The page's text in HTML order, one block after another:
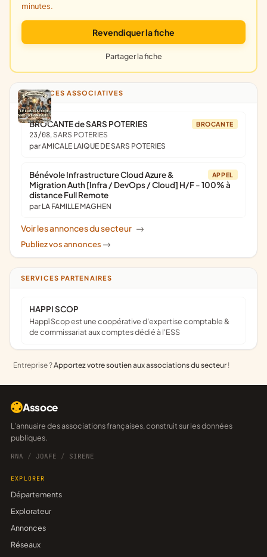
minutes.
Revendiquer la fiche
Partager la fiche
ANNONCES ASSOCIATIVES
BROCANTE
BROCANTE de SARS POTERIES
23/08, SARS POTERIES
par AMICALE LAIQUE DE SARS POTERIES
APPEL
Bénévole Infrastructure Cloud Azure &
Migration Auth [Infra / DevOps / Cloud] H/F - 100% à
distance Full Remote
par LA FAMILLE MAGHEN
Voir les annonces du secteur ->
Publiez vos annonces ->
SERVICES PARTENAIRES
HAPPI SCOP
Happï Scop est une coopérative d’expertise comptable &
de commissariat aux comptes dédié à l'ESS
Entreprise ?Apportez votre soutien aux associations du secteur !
Assoce
L'annuaire des associations françaises, construit sur les données
publiques.
RNA / JOAFE / SIRENE
EXPLORER
Départements
Explorateur
Annonces
Réseaux